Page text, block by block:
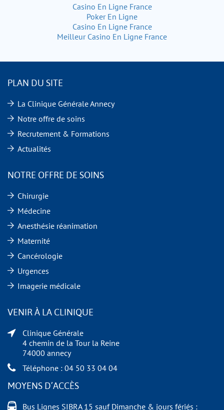
Casino En Ligne France
Poker En Ligne
Casino En Ligne France
Meilleur Casino En Ligne France
PLAN DU SITE
La Clinique Générale Annecy
Notre offre de soins
Recrutement & Formations
Actualités
NOTRE OFFRE DE SOINS
Chirurgie
Médecine
Anesthésie réanimation
Maternité
Cancérologie
Urgences
Imagerie médicale
VENIR À LA CLINIQUE
Clinique Générale
4 chemin de la Tour la Reine
74000 annecy
Téléphone : 04 50 33 04 04
MOYENS D’ACCÈS
Bus Lignes SIBRA 15 sauf Dimanche & jours fériés :